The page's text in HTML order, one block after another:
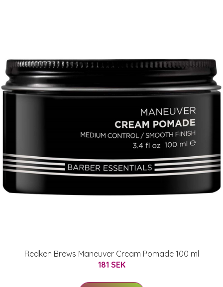
Redken Brews Maneuver Cream Pomade 100 ml
181 SEK